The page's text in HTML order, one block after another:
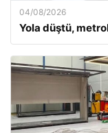
04/08/2026
Yola düştü,